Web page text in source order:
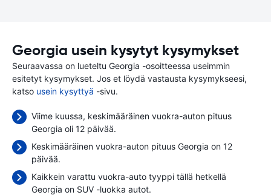
Georgia usein kysytyt kysymykset
Seuraavassa on lueteltu Georgia -osoitteessa useimmin
esitetyt kysymykset. Jos et löydä vastausta kysymykseesi,
katso usein kysyttyä -sivu.
Viime kuussa, keskimääräinen vuokra-auton pituus
Georgia oli 12 päivää.
Keskimääräinen vuokra-auton pituus Georgia on 12
päivää.
Kaikkein varattu vuokra-auto tyyppi tällä hetkellä
Georgia on SUV -luokka autot.